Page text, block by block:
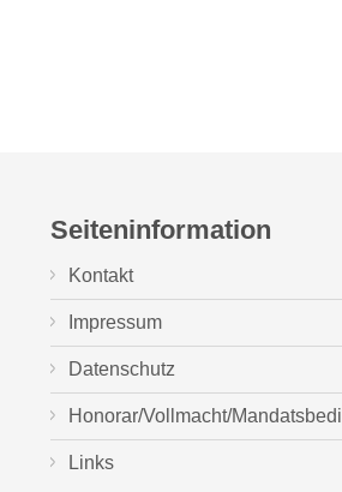
Seiteninformation
Kontakt
Impressum
Datenschutz
Honorar/Vollmacht/
Links